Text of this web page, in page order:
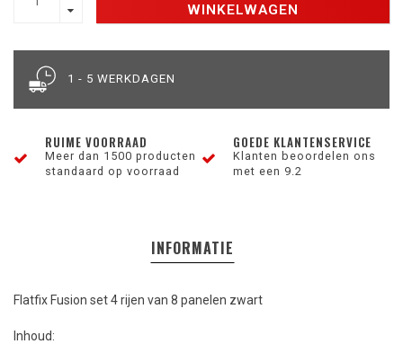
WINKELWAGEN
1 - 5 WERKDAGEN
RUIME VOORRAAD
Meer dan 1500 producten
standaard op voorraad
GOEDE KLANTENSERVICE
Klanten beoordelen ons
met een 9.2
INFORMATIE
Flatfix Fusion set 4 rijen van 8 panelen zwart
Inhoud: